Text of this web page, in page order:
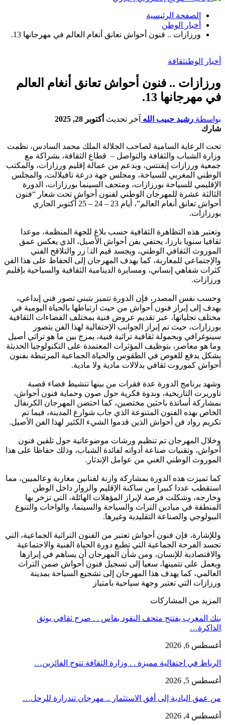
الصفحة الرئيسية
أخبار الوطن
ورزازات .. فنون أحواش تعانق أنغام العالم في مهرجانها 13.
أخبار الوطنثقافة
ورزازات .. فنون أحواش تعانق أنغام العالم
في مهرجانها 13.
بواسطة رشيد حبيب الله آخر تحديث أكتوبر 28, 2025
شارك
تحت الرعاية السامية لصاحب الجلالة الملك محمد السادس، نظمت
وزارة الشباب والثقافة والتواصل – قطاع الثقافة، بشراكة مع
جمعية ورزازات إيفنتس، وبدعم من عمالة إقليم ورزازات، والمكتب
الوطني المغربي للسياحة، ومجلس جهة درعة تافيلالت، والمجلس
الإقليمي للسياحة بورزازات، ومتحف السينما بورزازات، الدورة
الثالثة عشرة للمهرجان الوطني لفنون أحواش تحت شعار “فنون
أحواش تعانق أنغام العالم”، أيام 23 – 24 – 25 أكتوبر الجاري
بورزازات.
وتعتبر هذه التظاهرة الثقافية حسب بلاغ للجهة المنظمة، موعدا
ثقافيا سنويا بارزا، يحتفي بفن أحواش الأصيل، الذي يعكس عمق
الموروث الثقافي الوطني، ويجسد قيم التٱزر والتلاقح الفني
والإجتماعي للمغاربة، كما يهدف المهرجان إلى الحفاظ على هذا الفن
كثرات شفاهي إنساني، ومسايرة الدينامية الثقافية والسياحية بإقليم
ورزازات.
وحسب نفس المصدر، فإن الدورة تتميز بتبني تصور فني إبداعي،
يهدف إلى إبراز فنون أحواش من حيث ارتباطها بالحياة اليومية في
مختلف تجلياتها، عبر تقديم عروض فنية بمختلف الفضاءات الثقافية
بورزازات، حيث تم إبراز الجوانب الإحتفالية لهذا الفن بتصور
سينوغرافي وبحمولة ثقافية تراثية فنية، يمزج بين ما هو تراثي أصيل
وما هو معاصر، بتوظيف المؤثرات المعتمدة على التكنولوجيا الحديثة
بشكل يدفع للغوص في الطقوس والحياة الجماعية المرتبطة بفنون
أحواش كموروت ثقافي بدلالات مادية ولا مادية.
وشهد برنامج الدورة عدة فقرات من بينها تنشيط فضاء قصبة
تاوريرت التاريخية، وندوة فكرية حول صون وحماية فنون أحواش،
بمشاركة أساتذة باحثين مختصين، كما احتضن المهرجان الكرنفال
الخاص بهذه الفنون المتنوعة الذي جاب شوارع المدينة، فيما تم
تكريم رواد فن أحواش الذين قدموا الشيء الكثير لهذا الفن الأصيل.
وخلال المهرجان تم تنظيم ورشات موضوعاتية حول تلقين فنون
أحواش، وتقنيات صناعة أدواته لفائدة الشباب، وذلك حفاظا على هذا
الموروث الوطني الغني من عوامل الإندثار.
كما تميزت هذه الدورة بمشاركة وازنة لفنانين مغاربة وعالميين، مما
استقطب عددا كبيرا من ساكنة الإقليم والزوار داخل الوطن
وخارجه، وشكلت فرصة لإبراز المؤهلات الهائلة، التي تزخر بها
المنطقة في ميادين التراث والسياحة والسينما، والواحات والتنوع
البيولوجي والصناعة التقليدية وغيرها.
وللإشارة، فإن فنون أحواش تعتبر من الفنون التراثية الجماعية، التي
تجسد الفرحة الجماعية التي تطبع دورة الحياة الفنية والاجتماعية
والاقتصادية للإنسان، ومن شأن المهرجان أن يساهم في إبرازها
ويعمل على تتمينها، سعيا إلى تسجيل فنون أحواش ضمن التراث
العالمي، كما يهدف هذا المهرجان إلى تشجيع السياحة بمدينة
ورزازات التي تعتبر وجهة سياحية بامتياز
المزيد من المشاركات
بنك المغرب يفتتح متحف النقود بفاس . . صرح ثقافي يوثق
الذاكرة…
أغسطس 6, 2026
الرباط في احتفالية مميزة . . وزارة الثقافة تتوج الفائزين…
أغسطس 5, 2026
من عمق البادية إلى أفق الاستثمار .. مهرجان تندرارة للرحل…
أغسطس 4, 2026